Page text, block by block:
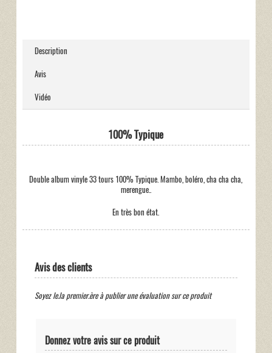
Description
Avis
Vidéo
100% Typique
Double album vinyle 33 tours 100% Typique. Mambo, boléro, cha cha cha,
merengue..
En très bon état.
Avis des clients
Soyez le.la premier.ère à publier une évaluation sur ce produit
Donnez votre avis sur ce produit